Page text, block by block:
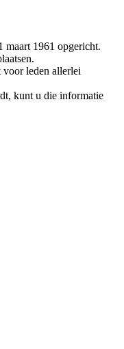
maart 1961 opgericht.
voor leden allerlei
kunt u die informatie